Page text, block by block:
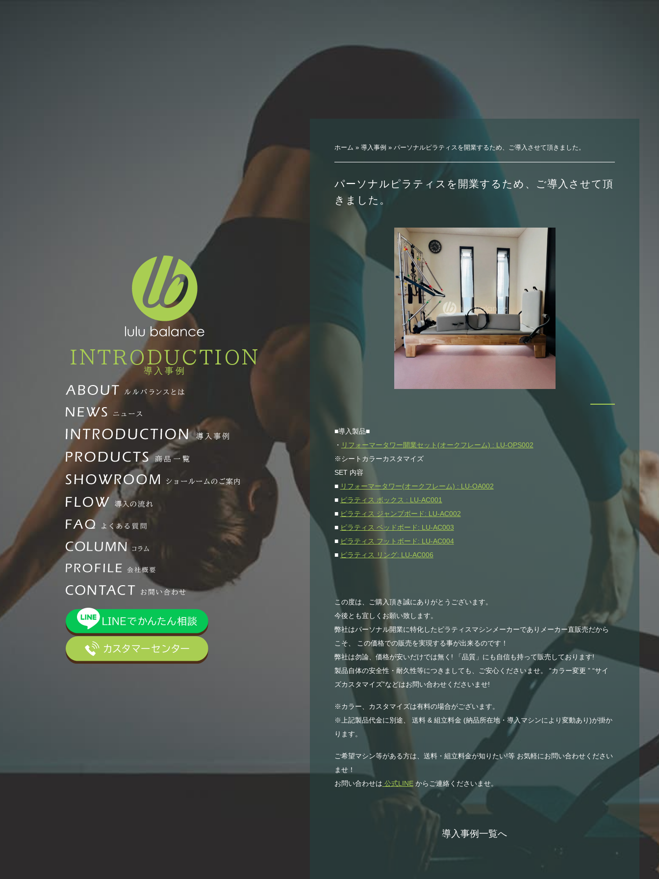
INTRODUCTION
導入事例
ホーム » 導入事例 » パーソナルピラティスを開業するため、ご導入させて頂きました。
パーソナルピラティスを開業するため、ご導入させて頂
きました。
■導入製品■
・ リフォーマータワー開業セット(オークフレーム) : LU-OPS002
※シートカラーカスタマイズ
SET 内容
■ リフォーマータワー(オークフレーム) : LU-OA002
■ ピラティス ボックス : LU-AC001
■ ピラティス ジャンプボード: LU-AC002
■ ピラティス ベッドボード: LU-AC003
■ ピラティス フットボード: LU-AC004
■ ピラティス リング: LU-AC006
この度は、ご購入頂き誠にありがとうございます。
今後とも宜しくお願い致します。
弊社はパーソナル開業に特化したピラティスマシンメーカーでありメーカー直販売だから
こそ、 この価格での販売を実現する事が出来るのです！
弊社は勿論、価格が安いだけでは無く! 「品質」にも自信も持って販売しております!
製品自体の安全性・耐久性等につきましても、ご安心くださいませ。 “カラー変更 ” “サイ
ズカスタマイズ”などはお問い合わせくださいませ!
※カラー、カスタマイズは有料の場合がございます。
※上記製品代金に別途、 送料 & 組立料金 (納品所在地・導入マシンにより変動あり)が掛か
ります。
ご希望マシン等がある方は、送料・組立料金が知りたい!等 お気軽にお問い合わせください
ませ！
お問い合わせは 公式LINEからご連絡くださいませ。
導入事例一覧へ